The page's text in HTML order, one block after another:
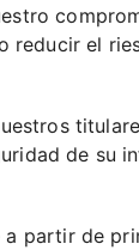
reducir el
de su
a partir de